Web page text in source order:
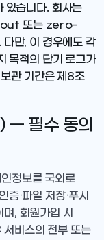
있습니다. 회사는
out 또는 zero-
만, 이 경우에도 각
목적의 단기 로그가
관 기간은 제8조
— 필수 동의
정보를 국외로
증·파일 저장·푸시
, 회원가입 시
서비스의 전부 또는